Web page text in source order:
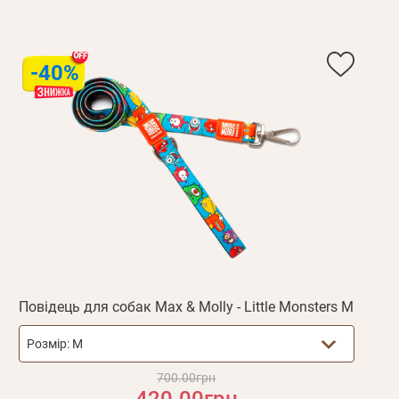
-40%
Повідець для собак Max & Molly - Little Monsters M
Розмір: M
700.00грн
Повторіть
пароль
Зареєструватися